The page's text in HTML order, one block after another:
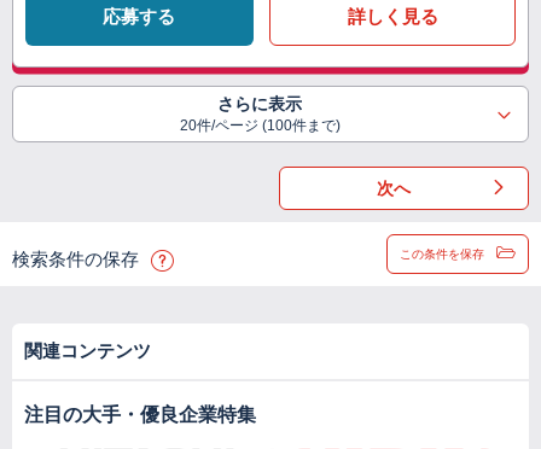
応募する 詳しく見る
さらに表示
20件/ページ (100件まで)
次へ
検索条件の保存 この条件を保存
関連コンテンツ
注目の大手・優良企業特集